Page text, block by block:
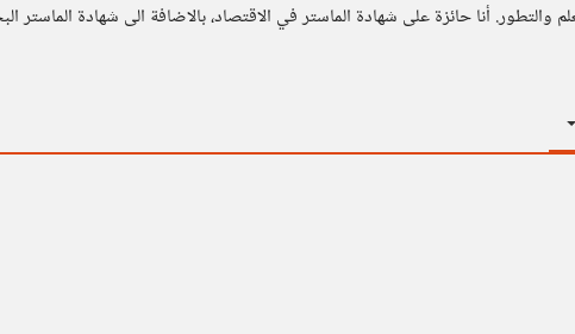
أنا حائزة على شهادة الماستر في الاقتصاد، بالاضافة الى شهادة الماستر